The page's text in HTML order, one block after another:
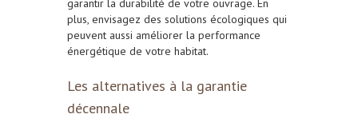
garantir la durabilité de votre ouvrage. En
plus, envisagez des solutions écologiques qui
peuvent aussi améliorer la performance
énergétique de votre habitat.
Les alternatives à la garantie
décennale